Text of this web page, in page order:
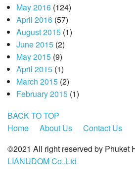
May 2016(124)
April 2016(57)
August 2015(1)
June 2015(2)
May 2015(9)
April 2015(1)
March 2015(2)
February 2015(1)
BACK TO TOP
Home
About Us
Contact Us
©2021 All right reserved by Phuket
LIANUDOM Co.,Ltd